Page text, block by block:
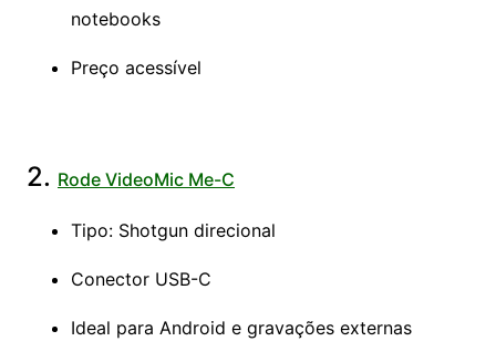
notebooks
Preço acessível
2. Rode VideoMic Me-C
Tipo: Shotgun direcional
Conector USB-C
Ideal para Android e gravações externas